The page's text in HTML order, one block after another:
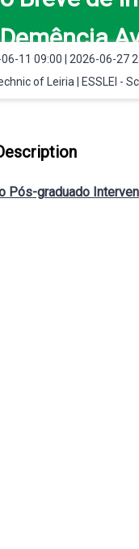
11 09:00 | 2026-06-27
of Leiria | ESSLEI -
Pós-graduado